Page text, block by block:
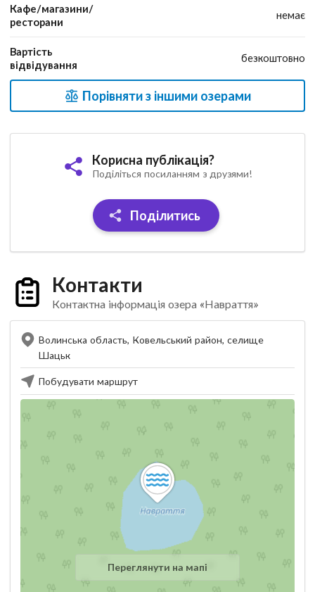
Кафе/магазини/
ресторани
немає
Вартість
відвідування
безкоштовно
Порівняти з іншими озерами
Корисна публікація?
Поділіться посиланням з друзями!
Поділитись
Контакти
Контактна інформація озера «Навраття»
Волинська область, Ковельський район, селище
Шацьк
Побудувати маршрут
Переглянути на мапі